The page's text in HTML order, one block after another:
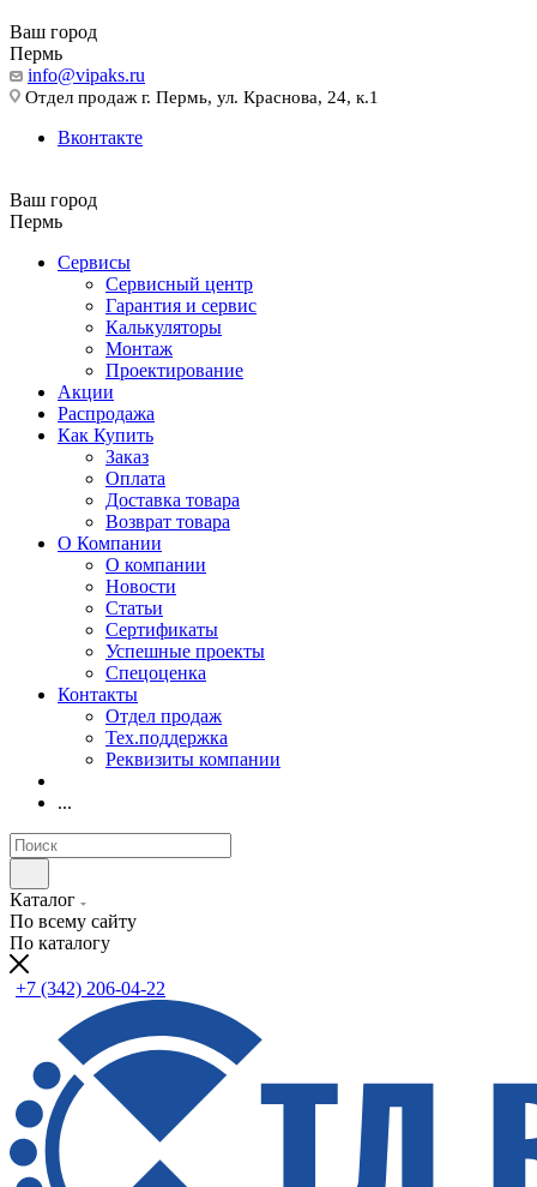
Ваш город
Пермь
info@vipaks.ru
Отдел продаж г. Пермь, ул. Краснова, 24, к.1
Вконтакте
Ваш город
Пермь
Сервисы
Сервисный центр
Гарантия и сервис
Калькуляторы
Монтаж
Проектирование
Акции
Распродажа
Как Купить
Заказ
Оплата
Доставка товара
Возврат товара
О Компании
О компании
Новости
Статьи
Сертификаты
Успешные проекты
Спецоценка
Контакты
Отдел продаж
Тех.поддержка
Реквизиты компании
...
Каталог
По всему сайту
По каталогу
+7 (342) 206-04-22